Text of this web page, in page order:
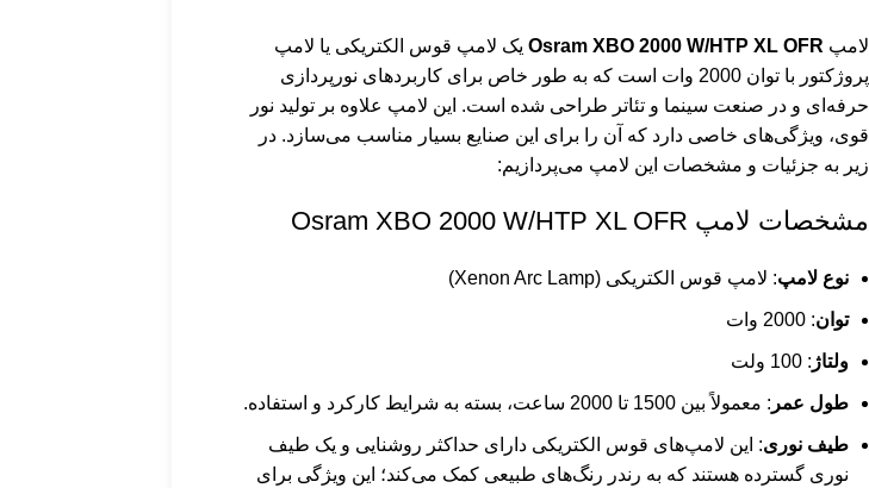
لامپ Osram XBO 2000 W/HTP XL OFR یک لامپ قوس الکتریکی یا لامپ
پروژکتور با توان 2000 وات است که به طور خاص برای کاربردهای نورپردازی
حرفه‌ای و در صنعت سینما و تئاتر طراحی شده است. این لامپ علاوه بر تولید نور
قوی، ویژگی‌های خاصی دارد که آن را برای این صنایع بسیار مناسب می‌سازد. در
زیر به جزئیات و مشخصات این لامپ می‌پردازیم:
مشخصات لامپ Osram XBO 2000 W/HTP XL OFR
نوع لامپ: لامپ قوس الکتریکی (Xenon Arc Lamp)
توان: 2000 وات
ولتاژ : 100 ولت
طول عمر : معمولاً بین 1500 تا 2000 ساعت، بسته به شرایط کارکرد و استفاده.
طیف نوری: این لامپ‌های قوس الکتریکی دارای حداکثر روشنایی و یک طیف
نوری گسترده هستند که به رندر رنگ‌های طبیعی کمک می‌کند؛ این ویژگی برای